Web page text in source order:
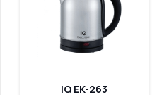
IQ EK-263